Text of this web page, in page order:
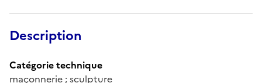
Description
Catégorie technique
maçonnerie ; sculpture